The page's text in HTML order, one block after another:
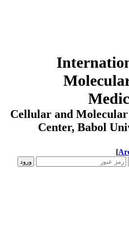
Cellular and
Center, Babol
[